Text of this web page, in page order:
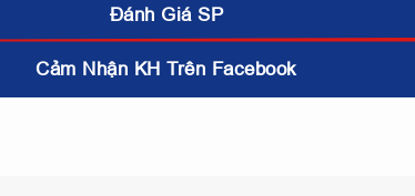
Đánh Giá SP
Cảm Nhận KH Trên Facebook